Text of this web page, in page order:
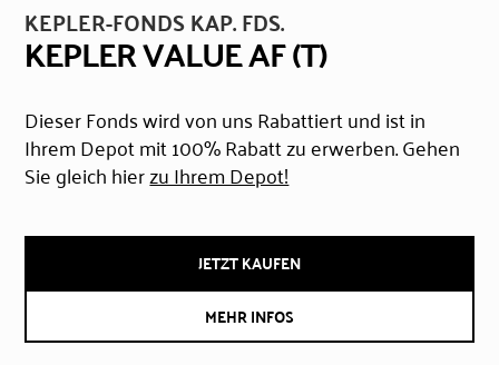
KEPLER-FONDS KAP. FDS.
KEPLER VALUE AF (T)
Dieser Fonds wird von uns Rabattiert und ist in
Ihrem Depot mit 100% Rabatt zu erwerben. Gehen
Sie gleich hierzu Ihrem Depot!
JETZT KAUFEN
MEHR INFOS